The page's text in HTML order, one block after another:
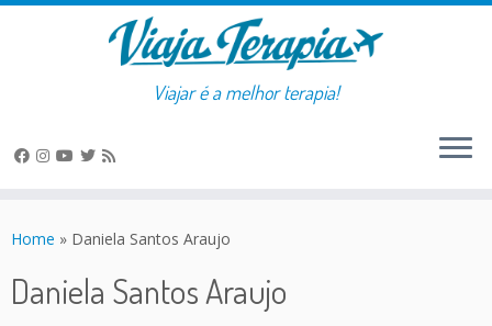
to
Viajar é a melhor terapia!
Home » Daniela Santos Araujo
Daniela Santos Araujo